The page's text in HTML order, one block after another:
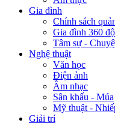
Gia đình
Chính sách
Gia đình 360 độ
Tâm sự -
Nghệ thuật
Văn học
Điện ảnh
Âm nhạc
Sân khấu - Múa
Mỹ thuật -
Giải trí